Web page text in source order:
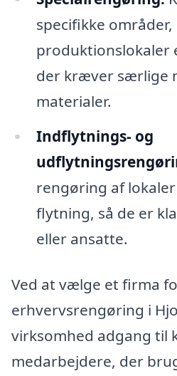
specifikke områder,
produktionslokaler
der kræver særlige
materialer.
Indflytnings- og
rengøring af
flytning, så de er
eller ansatte.
Ved at vælge et firma
erhvervsrengøring i
virksomhed adgang til
medarbejdere, der